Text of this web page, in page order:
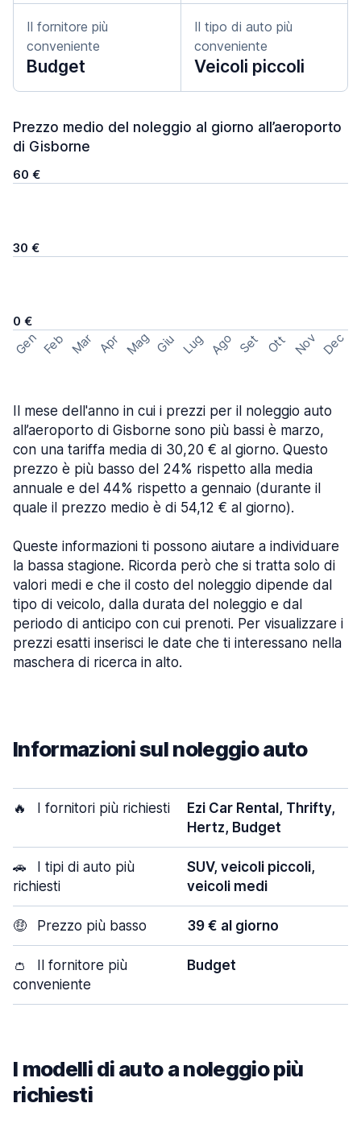
Il fornitore più
conveniente
Budget
Il tipo di auto più
conveniente
Veicoli piccoli
Prezzo medio del noleggio al giorno all’aeroporto
di Gisborne
60 €
30 €
0 €
Gen Feb Mar Apr Mag Giu Lug Ago Set Ott Nov Dec
Il mese dell'anno in cui i prezzi per il noleggio auto
all’aeroporto di Gisborne sono più bassi è marzo,
con una tariffa media di 30,20 € al giorno. Questo
prezzo è più basso del 24% rispetto alla media
annuale e del 44% rispetto a gennaio (durante il
quale il prezzo medio è di 54,12 € al giorno).
Queste informazioni ti possono aiutare a individuare
la bassa stagione. Ricorda però che si tratta solo di
valori medi e che il costo del noleggio dipende dal
tipo di veicolo, dalla durata del noleggio e dal
periodo di anticipo con cui prenoti. Per visualizzare i
prezzi esatti inserisci le date che ti interessano nella
maschera di ricerca in alto.
Informazioni sul noleggio auto
🔥 I fornitori più richiesti
Ezi Car Rental, Thrifty,
Hertz, Budget
🚗
I tipi di auto più
richiesti
SUV, veicoli piccoli,
veicoli medi
🤑 Prezzo più basso 39 € al giorno
👛
Il fornitore più
conveniente
Budget
I modelli di auto a noleggio più
richiesti